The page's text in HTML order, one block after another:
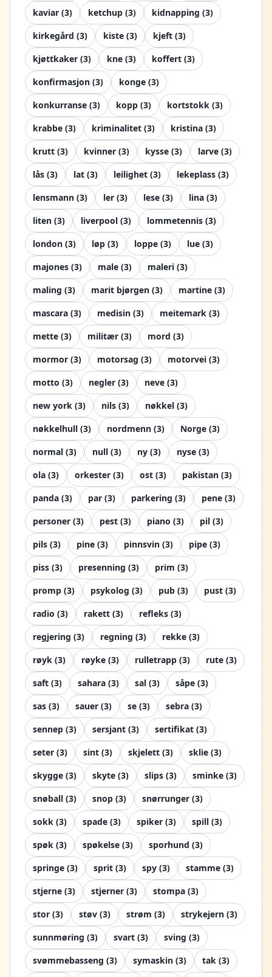
kaviar (3) ketchup (3) kidnapping (3)
kirkegård (3) kiste (3) kjeft (3)
kjøttkaker (3) kne (3) koffert (3)
konfirmasjon (3) konge (3)
konkurranse (3) kopp (3) kortstokk (3)
krabbe (3) kriminalitet (3) kristina (3)
krutt (3) kvinner (3) kysse (3) larve (3)
lås (3) lat (3) leilighet (3) lekeplass (3)
lensmann (3) ler (3) lese (3) lina (3)
liten (3) liverpool (3) lommetennis (3)
london (3) løp (3) loppe (3) lue (3)
majones (3) male (3) maleri (3)
maling (3) marit bjørgen (3) martine (3)
mascara (3) medisin (3) meitemark (3)
mette (3) militær (3) mord (3)
mormor (3) motorsag (3) motorvei (3)
motto (3) negler (3) neve (3)
new york (3) nils (3) nøkkel (3)
nøkkelhull (3) nordmenn (3) Norge (3)
normal (3) null (3) ny (3) nyse (3)
ola (3) orkester (3) ost (3) pakistan (3)
panda (3) par (3) parkering (3) pene (3)
personer (3) pest (3) piano (3) pil (3)
pils (3) pine (3) pinnsvin (3) pipe (3)
piss (3) presenning (3) prim (3)
promp (3) psykolog (3) pub (3) pust (3)
radio (3) rakett (3) refleks (3)
regjering (3) regning (3) rekke (3)
røyk (3) røyke (3) rulletrapp (3) rute (3)
saft (3) sahara (3) sal (3) såpe (3)
sas (3) sauer (3) se (3) sebra (3)
sennep (3) sersjant (3) sertifikat (3)
seter (3) sint (3) skjelett (3) sklie (3)
skygge (3) skyte (3) slips (3) sminke (3)
snøball (3) snop (3) snørrunger (3)
sokk (3) spade (3) spiker (3) spill (3)
spøk (3) spøkelse (3) sporhund (3)
springe (3) sprit (3) spy (3) stamme (3)
stjerne (3) stjerner (3) stompa (3)
stor (3) støv (3) strøm (3) strykejern (3)
sunnmøring (3) svart (3) sving (3)
svømmebasseng (3) symaskin (3) tak (3)